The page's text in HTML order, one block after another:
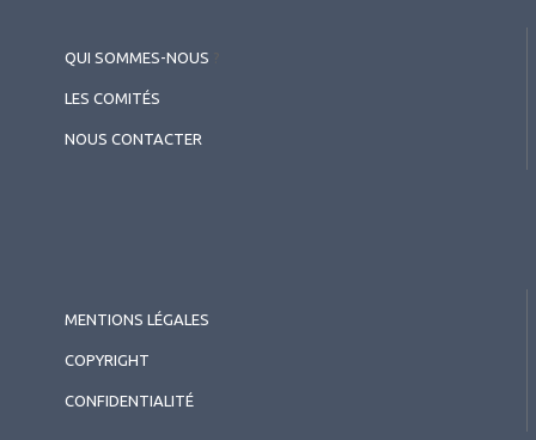
QUI SOMMES-NOUS
LES COMITÉS
NOUS CONTACTER
MENTIONS LÉGALES
COPYRIGHT
CONFIDENTIALITÉ